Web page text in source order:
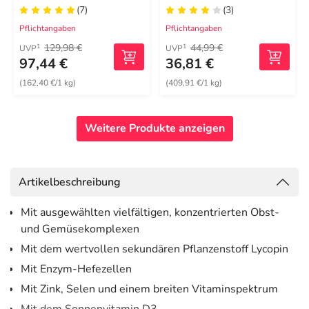
(7)
Pflichtangaben
UVP1 129,98 €
97,44 €
(162,40 €/1 kg)
(3)
Pflichtangaben
UVP1 44,99 €
36,81 €
(409,91 €/1 kg)
Weitere Produkte anzeigen
Artikelbeschreibung
Mit ausgewählten vielfältigen, konzentrierten Obst-
und Gemüsekomplexen
Mit dem wertvollen sekundären Pflanzenstoff Lycopin
Mit Enzym-Hefezellen
Mit Zink, Selen und einem breiten Vitaminspektrum